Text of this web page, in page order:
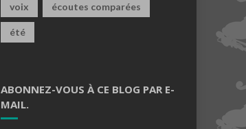
voix écoutes comparées
été
ABONNEZ-VOUS À CE BLOG PAR E-
MAIL.